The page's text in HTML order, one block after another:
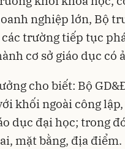
nghiệp lớn, Bộ
trường tiếp tục
cơ sở giáo dục có
cho biết: Bộ
khối ngoài công
dục đại học; trong
mặt bằng, địa điểm.